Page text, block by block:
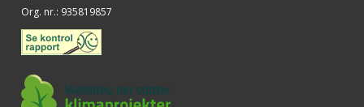
Org. nr.: 935819857